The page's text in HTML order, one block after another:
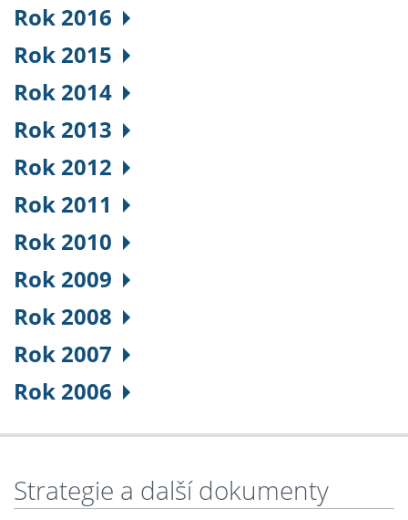
Rok 2016
Rok 2015
Rok 2014
Rok 2013
Rok 2012
Rok 2011
Rok 2010
Rok 2009
Rok 2008
Rok 2007
Rok 2006
Strategie a další dokumenty